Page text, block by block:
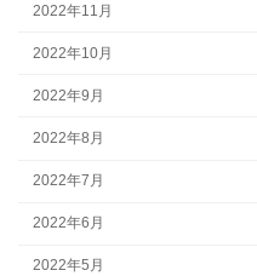
2022年11月
2022年10月
2022年9月
2022年8月
2022年7月
2022年6月
2022年5月